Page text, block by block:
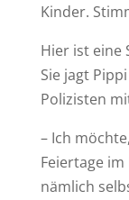
Kinder.
Hier ist eine
Sie jagt
Polizisten
– Ich
Feiertage
nämlich